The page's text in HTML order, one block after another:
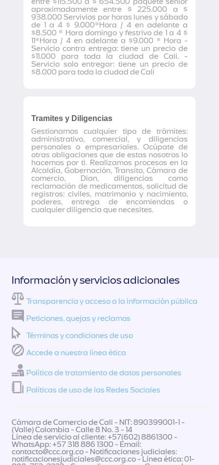
aproximadamente entre $ 225.000 a $
938.000 Servivios por horas lunes y sábado
de 1 a 4 $ 9.000*Hora / 4 en adelante a
$8.500 * Hora domingo y festrivo de 1 a 4 $
11*Hora / 4 en adelante a $9.000 * Hora -
Servicio contra entrega: tiene un precio de
$11.000 para toda la ciudad de Cali. -
Servicio solo entregar: tiene un precio de
$8.000 para toda la ciudad de Cali
Tramites y Diligencias
Gestionamos cualquier tipo de trámites:
administrativo, comercial, y diligencias
personales o empresariales. Ocúpate de
otras obligaciones que de estas nosotros lo
hacemos por ti. Realizamos procesos en la
Alcaldía, Gobernación, Transito, Cámara de
comercio, Dian, diligencias como
reclamación de medicamentos, solicitud de
registros: civiles, matrimonio y nacimiento,
poderes, entrega de encomiendas o
cualquier diligencia que necesites.
Información y servicios adicionales
Transparencia y acceso a la información pública
Peticiones, quejas y reclamos
Términos y condiciones de uso
Accede a nuestra línea ética
Política de tratamiento de datos personales
Políticas de uso de las Redes Sociales
Cámara de Comercio de Cali - NIT: 890399001-1 -
(Valle) Colombia - Calle 8 No. 3 - 14
Línea de servicio al cliente: +57(602) 8861300 -
WhatsApp: +57 318 886 1300 - Email:
contacto@ccc.org.co- Notificaciones judiciales:
notificacionesjudiciales@ccc.org.co- Línea ética: 01-